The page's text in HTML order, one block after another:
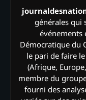
générales qui
événements
Démocratique du
le pari de faire
(Afrique,
membre du
fourni des